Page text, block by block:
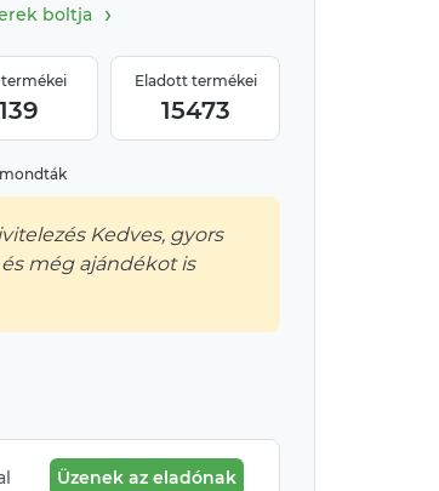
boltja
›
Eladott termékei
15473
Kedves, gyors
még ajándékot is
Üzenek az eladónak